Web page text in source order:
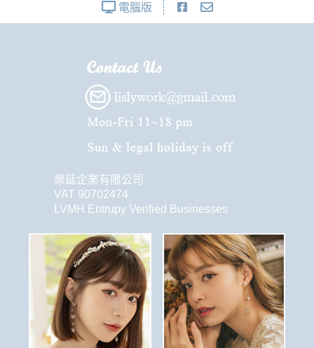
電腦版
樂延企業有限公司
VAT 90702474
LVMH Entrupy Verified Businesses